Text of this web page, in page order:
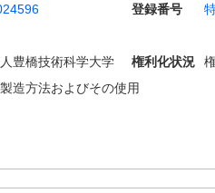
登録番号
豊橋技術科学大学 権利化状況
造方法およびその使用